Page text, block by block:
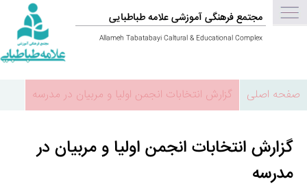
مجتمع فرهنگی آموزشی علامه طباطبایی
Allameh Tabatabayi Caltural & Educational Complex
صفحه اصلی گزارش انتخابات انجمن اولیا و مربیان در مدرسه
گزارش انتخابات انجمن اولیا و مربیان در
مدرسه